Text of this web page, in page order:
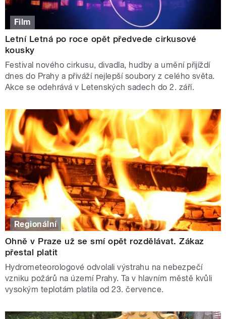
Film
Letní Letná po roce opět předvede cirkusové
kousky
Festival nového cirkusu, divadla, hudby a umění přijíždí
dnes do Prahy a přiváží nejlepší soubory z celého světa.
Akce se odehrává v Letenských sadech do 2. září.
Regionální
Ohně v Praze už se smí opět rozdělávat. Zákaz
přestal platit
Hydrometeorologové odvolali výstrahu na nebezpečí
vzniku požárů na území Prahy. Ta v hlavním městě kvůli
vysokým teplotám platila od 23. července.